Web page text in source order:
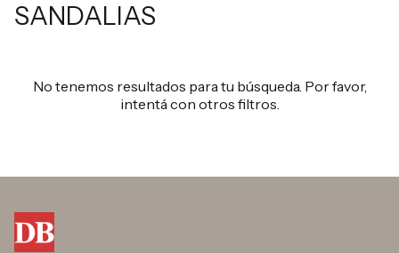
SANDALIAS
No tenemos resultados para tu búsqueda. Por favor,
intentá con otros filtros.